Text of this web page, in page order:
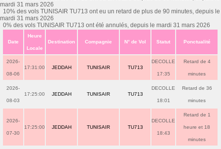
mardi 31 mars 2026
10% des vols TUNISAIR TU713 ont eu un retard de plus de 90 minutes, depuis le
mardi 31 mars 2026
0% des vols TUNISAIR TU713 ont été annulés, depuis le mardi 31 mars 2026
Date
Heure
Locale
Destination Compagnie N° de Vol Statut Ponctualité
2026-
08-06
17:31:00 JEDDAH TUNISAIR TU713
DECOLLE
17:35
Retard de 4
minutes
2026-
08-03
17:25:00 JEDDAH TUNISAIR TU713
DECOLLE
18:01
Retard de 36
minutes
2026-
07-30
17:25:00 JEDDAH TUNISAIR TU713
DECOLLE
18:43
Retard de 1
heure et 18
minutes